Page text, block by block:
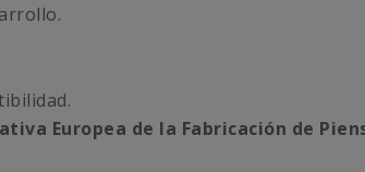
Europea de la Fabricación de